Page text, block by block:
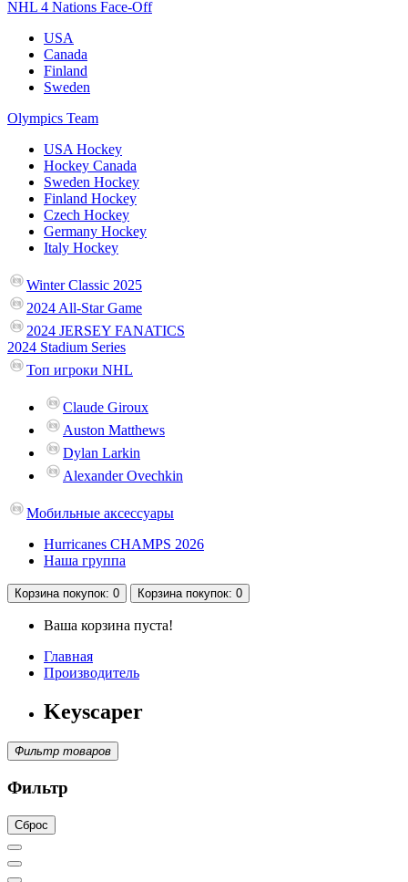
NHL 4 Nations Face-Off
USA
Canada
Finland
Sweden
Olympics Team
USA Hockey
Hockey Canada
Sweden Hockey
Finland Hockey
Czech Hockey
Germany Hockey
Italy Hockey
Winter Classic 2025
2024 All-Star Game
2024 JERSEY FANATICS
2024 Stadium Series
Топ игроки NHL
Claude Giroux
Auston Matthews
Dylan Larkin
Alexander Ovechkin
Мобильные аксессуары
Hurricanes CHAMPS 2026
Наша группа
Корзина покупок: 0 Корзина покупок: 0
Ваша корзина пуста!
Главная
Производитель
Keyscaper
Фильтр товаров
Фильтр
Сброс